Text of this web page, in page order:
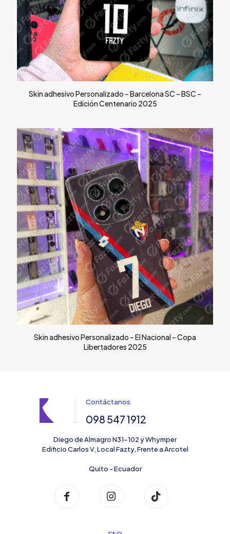
Skin adhesivo Personalizado – Barcelona SC – BSC –
Edición Centenario 2025
Skin adhesivo Personalizado – El Nacional – Copa
Libertadores 2025
Contáctanos
098 547 1912
Diego de Almagro N31-102 y Whymper
Edificio Carlos V, Local Fazty, Frente a Arcotel
Quito - Ecuador